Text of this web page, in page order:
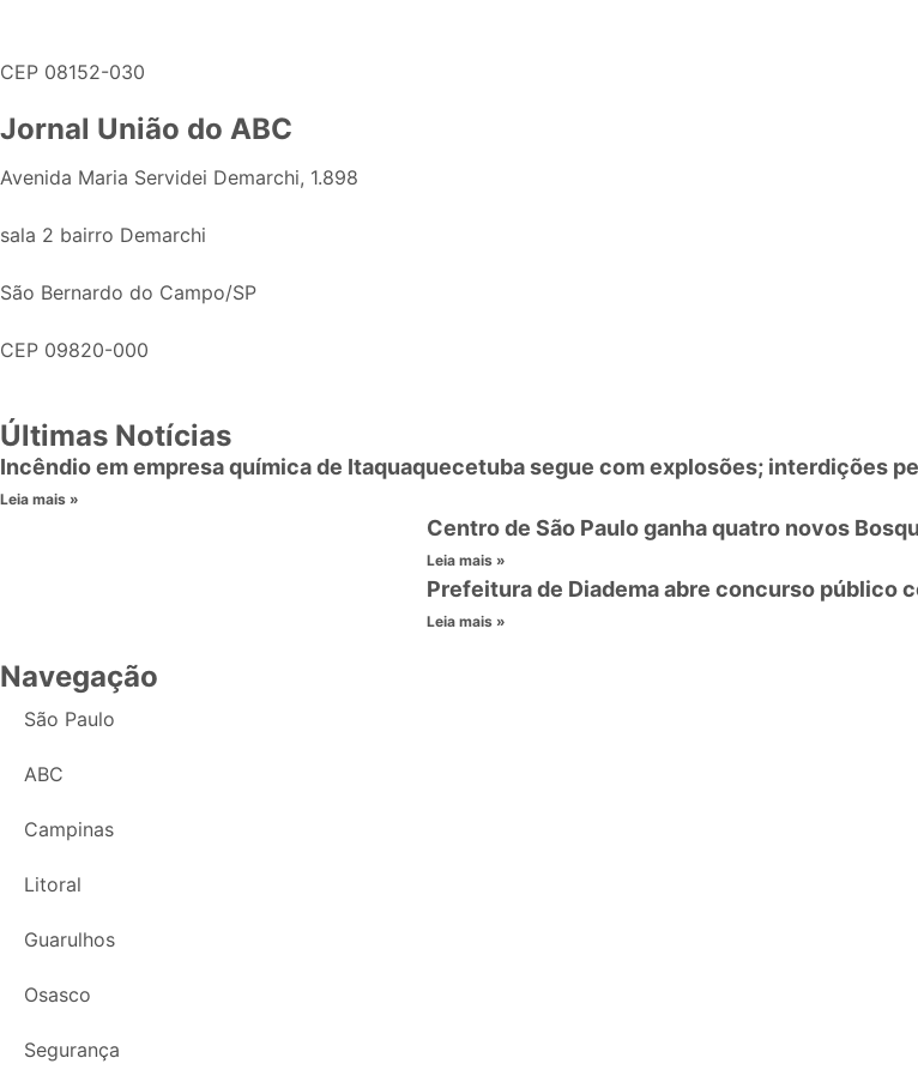
CEP 08152-030
Jornal União do ABC
Avenida Maria Servidei Demarchi, 1.898
sala 2 bairro Demarchi
São Bernardo do Campo/SP
CEP 09820-000
Últimas Notícias
Incêndio em empresa química de Itaquaquecetuba segue com explosões; interdições
Leia mais »
Centro de São Paulo ganha quatro novos
Leia mais »
Prefeitura de Diadema abre concurso público
Leia mais »
Navegação
São Paulo
ABC
Campinas
Litoral
Guarulhos
Osasco
Segurança